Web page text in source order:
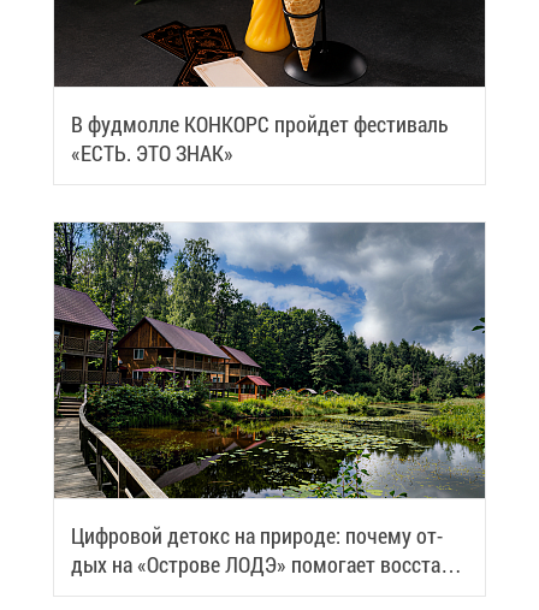
В фуд­мол­ле КОН­КОРС прой­дет фе­сти­валь
«ЕСТЬ. ЭТО ЗНАК»
Циф­ро­вой де­токс на при­ро­де: по­че­му от­
дых на «Ост­ро­ве ЛОДЭ» по­мо­га­ет вос­ста­но­
вить си­лы